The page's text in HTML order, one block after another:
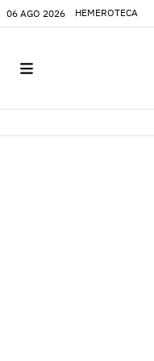
06 AGO 2026 HEMEROTECA